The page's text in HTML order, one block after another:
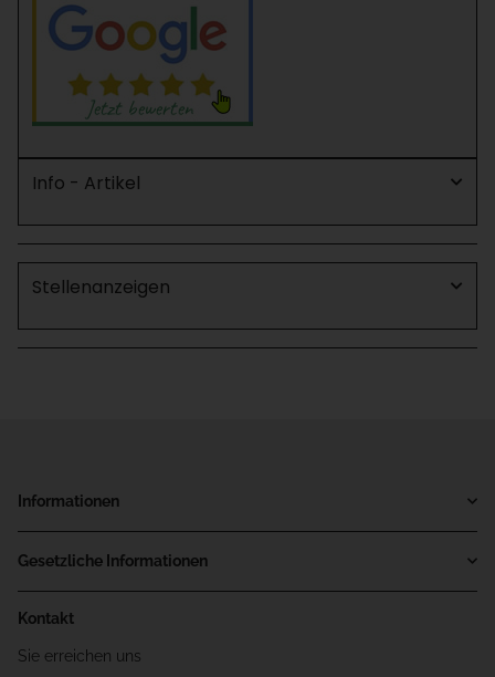
Info - Artikel
Stellenanzeigen
Informationen
Gesetzliche Informationen
Kontakt
Sie erreichen uns